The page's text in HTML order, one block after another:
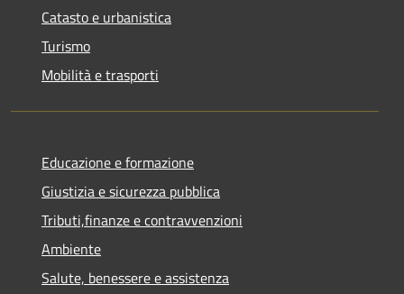
Catasto e urbanistica
Turismo
Mobilità e trasporti
Educazione e formazione
Giustizia e sicurezza pubblica
Tributi,finanze e contravvenzioni
Ambiente
Salute, benessere e assistenza